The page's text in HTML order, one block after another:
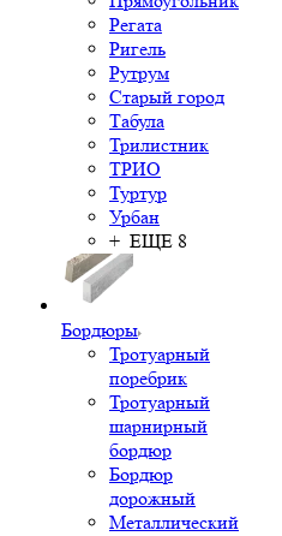
Регата
Ригель
Рутрум
Старый город
Табула
Трилистник
ТРИО
Туртур
Урбан
+ ЕЩЕ 8
Бордюры
Тротуарный
поребрик
Тротуарный
шарнирный
бордюр
Бордюр
дорожный
Металлический